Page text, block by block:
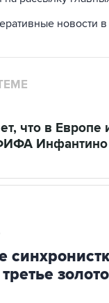
новости
что в Европе
Инфантино